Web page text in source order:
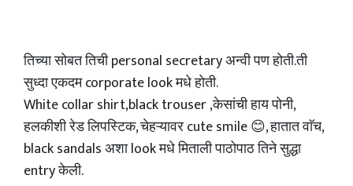
तिच्या सोबत तिची personal secretary अन्वी पण होती.ती
सुध्दा एकदम corporate look मधे होती.
White collar shirt,black trouser ,केसांची हाय पोनी,
हलकीशी रेड लिपस्टिक, चेहऱ्यावर cute smile 😊, हातात वाॅच,
black sandals अशा look मधे मिताली पाठोपाठ तिने सुद्धा
entry केली.